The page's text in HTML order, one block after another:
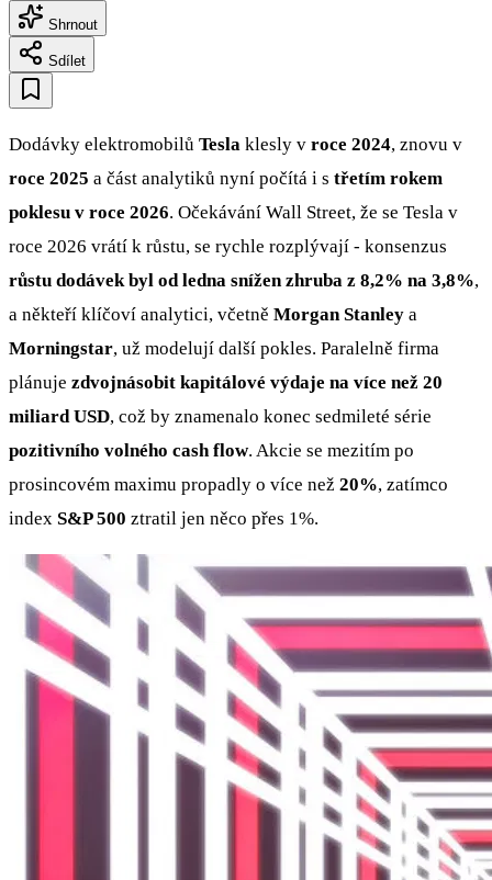
Shrnout
Sdílet
Dodávky elektromobilů Tesla klesly v roce 2024, znovu v
roce 2025 a část analytiků nyní počítá i s třetím rokem
poklesu v roce 2026. Očekávání Wall Street, že se Tesla v
roce 2026 vrátí k růstu, se rychle rozplývají - konsenzus
růstu dodávek byl od ledna snížen zhruba z 8,2% na 3,8%,
a někteří klíčoví analytici, včetně Morgan Stanley a
Morningstar, už modelují další pokles. Paralelně firma
plánuje zdvojnásobit kapitálové výdaje na více než 20
miliard USD, což by znamenalo konec sedmileté série
pozitivního volného cash flow. Akcie se mezitím po
prosincovém maximu propadly o více než 20%, zatímco
index S&P 500 ztratil jen něco přes 1%.